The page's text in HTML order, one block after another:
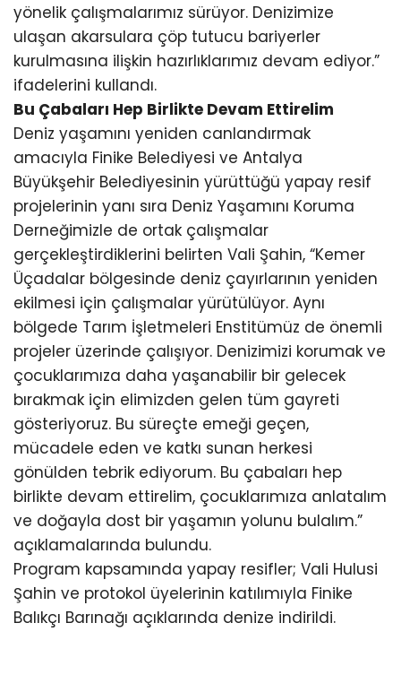
yönelik çalışmalarımız sürüyor. Denizimize
ulaşan akarsulara çöp tutucu bariyerler
kurulmasına ilişkin hazırlıklarımız devam ediyor.”
ifadelerini kullandı.
Bu Çabaları Hep Birlikte Devam Ettirelim
Deniz yaşamını yeniden canlandırmak
amacıyla Finike Belediyesi ve Antalya
Büyükşehir Belediyesinin yürüttüğü yapay resif
projelerinin yanı sıra Deniz Yaşamını Koruma
Derneğimizle de ortak çalışmalar
gerçekleştirdiklerini belirten Vali Şahin, “Kemer
Üçadalar bölgesinde deniz çayırlarının yeniden
ekilmesi için çalışmalar yürütülüyor. Aynı
bölgede Tarım İşletmeleri Enstitümüz de önemli
projeler üzerinde çalışıyor. Denizimizi korumak ve
çocuklarımıza daha yaşanabilir bir gelecek
bırakmak için elimizden gelen tüm gayreti
gösteriyoruz. Bu süreçte emeği geçen,
mücadele eden ve katkı sunan herkesi
gönülden tebrik ediyorum. Bu çabaları hep
birlikte devam ettirelim, çocuklarımıza anlatalım
ve doğayla dost bir yaşamın yolunu bulalım.”
açıklamalarında bulundu.
Program kapsamında yapay resifler; Vali Hulusi
Şahin ve protokol üyelerinin katılımıyla Finike
Balıkçı Barınağı açıklarında denize indirildi.